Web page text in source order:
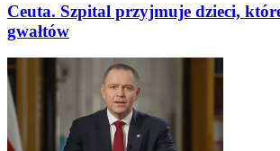
Ceuta. Szpital przyjmuje dzieci,
gwałtów